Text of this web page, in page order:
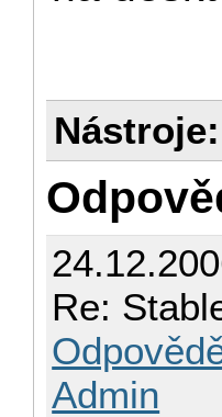
Nástroje:
Re:
Admin